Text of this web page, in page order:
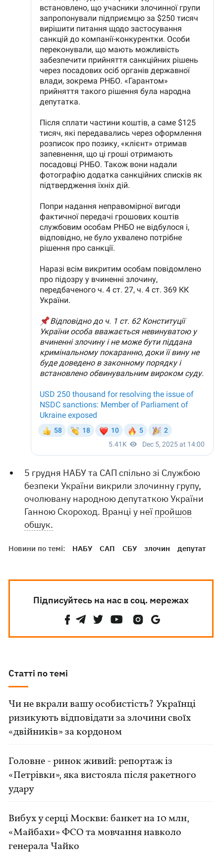
5 грудня НАБУ та САП спільно зі Службою
безпеки України викрили злочинну групу,
очолювану народною депутаткою України
Ганною Скороход. Вранці у неї пройшов
обшук.
Новини по темі: НАБУ САП СБУ злочин депутат
Підписуйтесь на нас в соц. мережах
Статті по темі
Чи не вкрали вашу особистість? Українці
ризикують відповідати за злочини своїх
«двійників» за кордоном
Головне - ринок живий: репортаж із
«Петрівки», яка вистояла після ракетного
удару
Вибух у серці Москви: банкет на 10 млн,
«Майбахи» ФСО та мовчання навколо
генерала Чайко